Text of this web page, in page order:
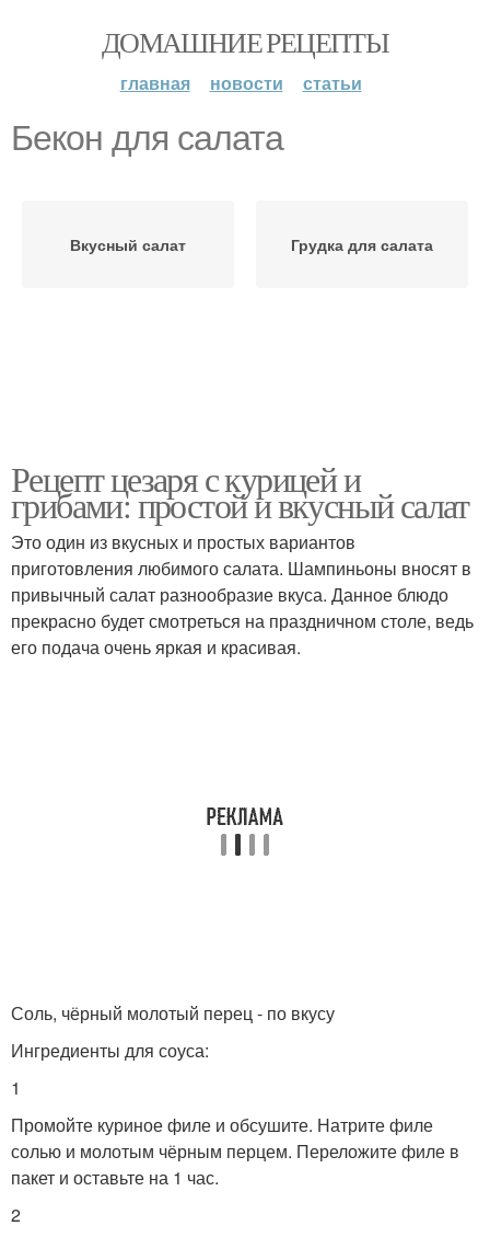
ДОМАШНИЕ РЕЦЕПТЫ
главная новости статьи
Бекон для салата
Вкусный салат Грудка для салата
Рецепт цезаря с курицей и
грибами: простой и вкусный салат
Это один из вкусных и простых вариантов
приготовления любимого салата. Шампиньоны вносят в
привычный салат разнообразие вкуса. Данное блюдо
прекрасно будет смотреться на праздничном столе, ведь
его подача очень яркая и красивая.
Соль, чёрный молотый перец - по вкусу
Ингредиенты для соуса:
1
Промойте куриное филе и обсушите. Натрите филе
солью и молотым чёрным перцем. Переложите филе в
пакет и оставьте на 1 час.
2